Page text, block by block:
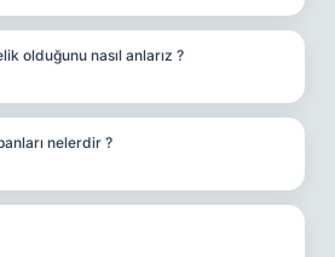
olduğunu nasıl anlarız ?
nelerdir ?